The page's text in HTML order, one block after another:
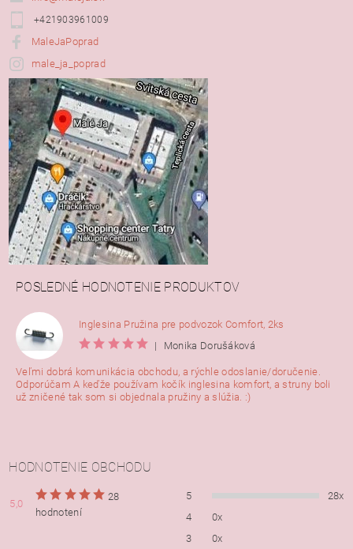
+421903961009
MaleJaPoprad
male_ja_poprad
POSLEDNÉ HODNOTENIE PRODUKTOV
Inglesina Pružina pre podvozok Comfort, 2ks
|
Monika Dorušáková
Veľmi dobrá komunikácia obchodu, a rýchle odoslanie/doručenie.
Odporúčam A keďže používam kočík inglesina komfort, a struny boli
už zničené tak som si objednala pružiny a slúžia. :)
HODNOTENIE OBCHODU
5,0
28
hodnotení
5
28x
4
0x
3
0x